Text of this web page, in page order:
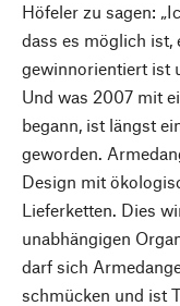
Höfeler zu sagen:
dass es möglich ist,
gewinnorientiert ist
Und was 2007 mit
begann, ist längst
geworden.
Design mit
Lieferketten. Dies
unabhängigen
darf sich
schmücken und ist